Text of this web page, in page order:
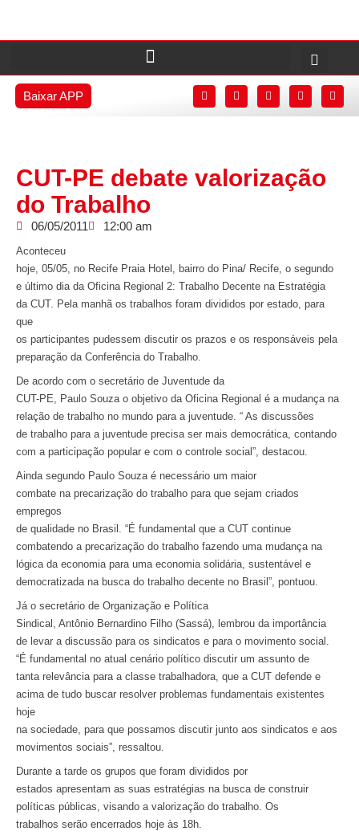
Baixar APP
CUT-PE debate valorização
do Trabalho
06/05/2011 12:00 am
Aconteceu
hoje, 05/05, no Recife Praia Hotel, bairro do Pina/ Recife, o segundo
e último dia da Oficina Regional 2: Trabalho Decente na Estratégia
da CUT. Pela manhã os trabalhos foram divididos por estado, para
que
os participantes pudessem discutir os prazos e os responsáveis pela
preparação da Conferência do Trabalho.
De acordo com o secretário de Juventude da
CUT-PE, Paulo Souza o objetivo da Oficina Regional é a mudança na
relação de trabalho no mundo para a juventude. “ As discussões
de trabalho para a juventude precisa ser mais democrática, contando
com a participação popular e com o controle social”, destacou.
Ainda segundo Paulo Souza é necessário um maior
combate na precarização do trabalho para que sejam criados
empregos
de qualidade no Brasil. “É fundamental que a CUT continue
combatendo a precarização do trabalho fazendo uma mudança na
lógica da economia para uma economia solidária, sustentável e
democratizada na busca do trabalho decente no Brasil”, pontuou.
Já o secretário de Organização e Política
Sindical, Antônio Bernardino Filho (Sassá), lembrou da importância
de levar a discussão para os sindicatos e para o movimento social.
“É fundamental no atual cenário político discutir um assunto de
tanta relevância para a classe trabalhadora, que a CUT defende e
acima de tudo buscar resolver problemas fundamentais existentes
hoje
na sociedade, para que possamos discutir junto aos sindicatos e aos
movimentos sociais”, ressaltou.
Durante a tarde os grupos que foram divididos por
estados apresentam as suas estratégias na busca de construir
políticas públicas, visando a valorização do trabalho. Os
trabalhos serão encerrados hoje às 18h.